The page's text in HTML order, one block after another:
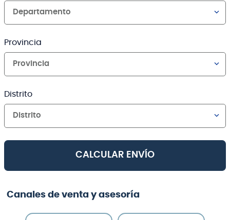
Departamento
Provincia
Provincia
Distrito
Distrito
CALCULAR ENVÍO
Canales de venta y asesoría